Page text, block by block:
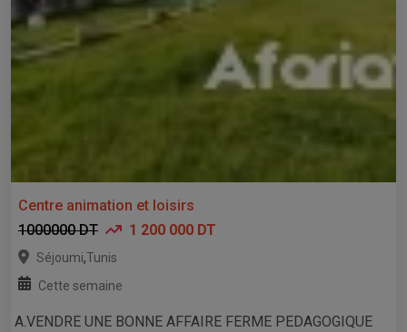
Centre animation et loisirs
1000000 DT
1 200 000 DT
Séjoumi,Tunis
Cette semaine
A.VENDRE UNE BONNE AFFAIRE FERME PEDAGOGIQUE